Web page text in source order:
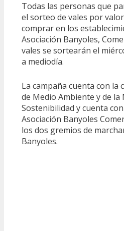
Todas las personas que
el sorteo de vales por
comprar en los
Asociación Banyoles,
vales se sortearán el
a mediodía.
La campaña cuenta con la
de Medio Ambiente y de la
Sostenibilidad y cuenta
Asociación Banyoles
los dos gremios de
Banyoles.